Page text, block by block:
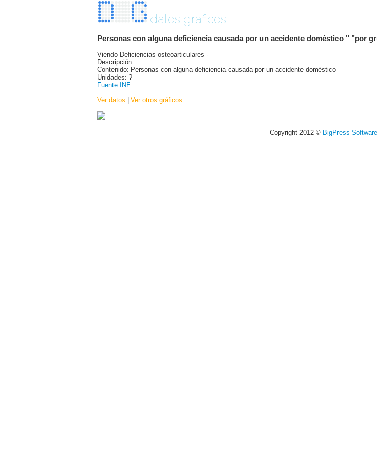
datos graficos
Personas con alguna deficiencia causada por un accidente doméstico " "por
Viendo Deficiencias osteoarticulares -
Descripción:
Contenido: Personas con alguna deficiencia causada por un accidente doméstico
Unidades: ?
Fuente INE
Ver datos | Ver otros gráficos
Copyright 2012 © BigPress Software